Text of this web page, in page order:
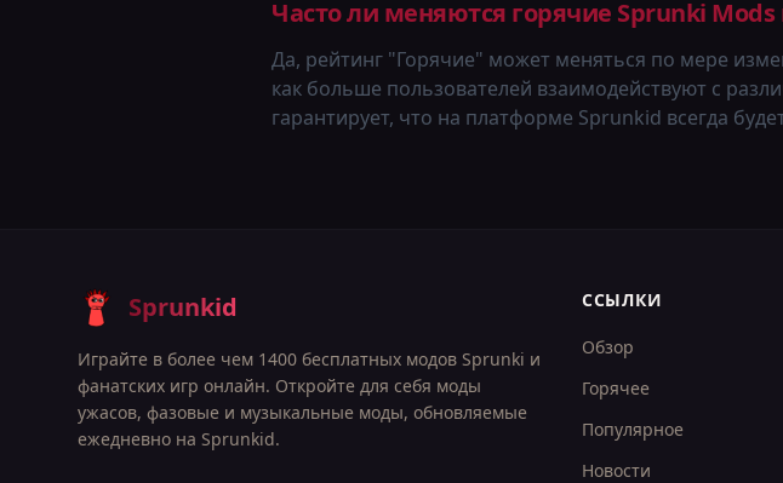
Часто ли меняются горячие Sprunki Mods
Да, рейтинг "Горячие" может меняться по мере
как больше пользователей взаимодействуют с
гарантирует, что на платформе Sprunkid всегда
Sprunkid
Играйте в более чем 1400 бесплатных модов Sprunki и
фанатских игр онлайн. Откройте для себя моды
ужасов, фазовые и музыкальные моды, обновляемые
ежедневно на Sprunkid.
ССЫЛКИ
Обзор
Горячее
Популярное
Новости